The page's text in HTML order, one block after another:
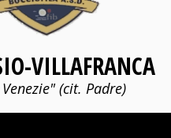
VILLAFRANCA
(cit. Padre)